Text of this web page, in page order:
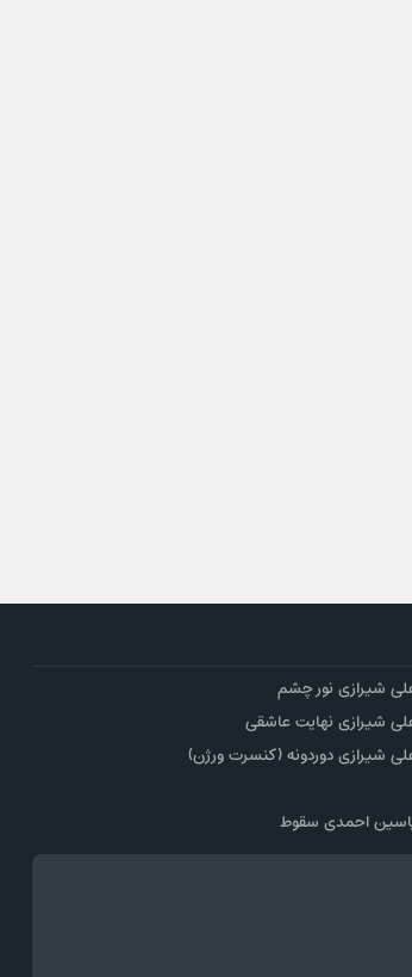
شیرازی نور چشم
شیرازی نهایت عاشقی
شیرازی دوردونه (کنسرت ورژن)
یاسین احمدی سقوط